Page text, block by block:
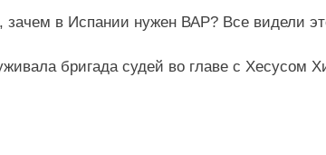
в Испании нужен ВАР? Все видели
бригада судей во главе с Хесусом